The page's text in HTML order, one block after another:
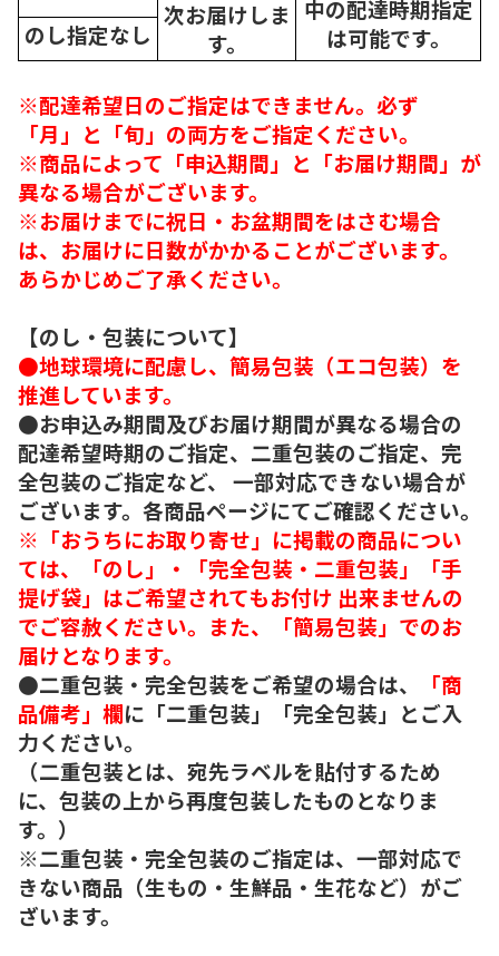
中の配達時期指定
は可能です。
次お届けしま
す。
のし指定なし
※配達希望日のご指定はできません。必ず
「月」と「旬」の両方をご指定ください。
※商品によって「申込期間」と「お届け期間」が
異なる場合がございます。
※お届けまでに祝日・お盆期間をはさむ場合
は、お届けに日数がかかることがございます。
あらかじめご了承ください。
【のし・包装について】
●地球環境に配慮し、簡易包装（エコ包装）を
推進しています。
●お申込み期間及びお届け期間が異なる場合の
配達希望時期のご指定、二重包装のご指定、完
全包装のご指定など、 一部対応できない場合が
ございます。各商品ページにてご確認ください。
※「おうちにお取り寄せ」に掲載の商品につい
ては、「のし」・「完全包装・二重包装」「手
提げ袋」はご希望されてもお付け 出来ませんの
でご容赦ください。また、「簡易包装」でのお
届けとなります。
●二重包装・完全包装をご希望の場合は、
「商
品備考」欄に「二重包装」「完全包装」とご入
力ください。
（二重包装とは、宛先ラベルを貼付するため
に、包装の上から再度包装したものとなりま
す。）
※二重包装・完全包装のご指定は、一部対応で
きない商品（生もの・生鮮品・生花など）がご
ざいます。